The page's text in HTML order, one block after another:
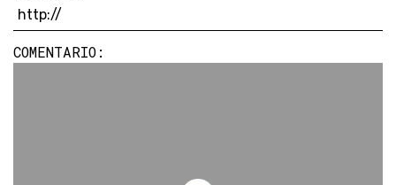
COMENTARIO: